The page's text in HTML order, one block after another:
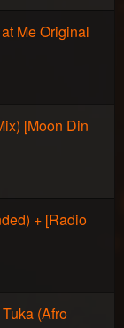
Me Original
[Moon Din
+ [Radio
(Afro